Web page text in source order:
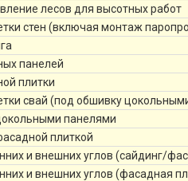
лесов для высотных работ
стен (включая монтаж
панелей
плитки
свай (под обшивку
панелями
плиткой
и внешних углов (сайдинг/
и внешних углов (фасадная